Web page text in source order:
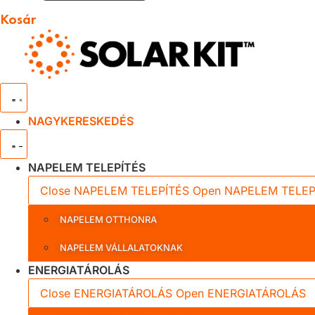
Kosár
NAGYKERESKEDÉS
NAPELEM TELEPÍTÉS
Close NAPELEM TELEPÍTÉS Open NAPELEM
NAPELEM OTTHONRA
NAPELEM VÁLLALATOKNAK
ENERGIATÁROLÁS
Close ENERGIATÁROLÁS Open ENERGIATÁROLÁS